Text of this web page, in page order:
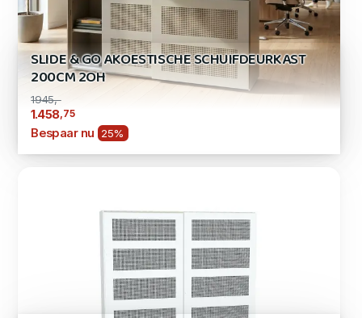
SLIDE & GO AKOESTISCHE SCHUIFDEURKAST
200CM 2OH
1945,-
1.458 ,75
Bespaar nu 25%